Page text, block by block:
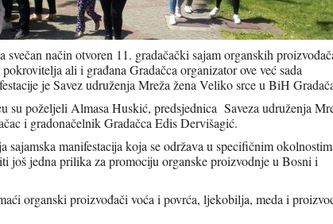
svečan način otvoren 11. gradačački sajam organskih
ali i građana Gradačca organizator ove već sada
je Savez udruženja Mreža žena Veliko srce u BiH
su poželjeli Almasa Huskić, predsjednica Saveza udruženja
i gradonačelnik Gradačca Edis Dervišagić.
sajamska manifestacija koja se održava u specifičnim
još jedna prilika za promociju organske proizvodnje u Bosni i
organski proizvođači voća i povrća, ljekobilja, meda i